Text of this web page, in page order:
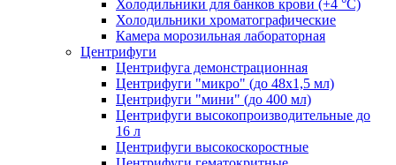
Холодильники для банков крови (+4 °С)
Холодильники хроматографические
Камера морозильная лабораторная
Центрифуги
Центрифуга демонстрационная
Центрифуги "микро" (до 48x1,5 мл)
Центрифуги "мини" (до 400 мл)
Центрифуги высокопроизводительные до
16 л
Центрифуги высокоскоростные